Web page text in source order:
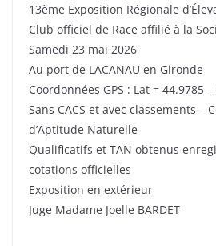
13ème Exposition Régionale
Club officiel de Race affilié à la
Samedi 23 mai 2026
Au port de LACANAU en Gironde
Coordonnées GPS : Lat = 44.9785
Sans CACS et avec classements –
d’Aptitude Naturelle
Qualificatifs et TAN obtenus
cotations officielles
Exposition en extérieur
Juge Madame Joelle BARDET